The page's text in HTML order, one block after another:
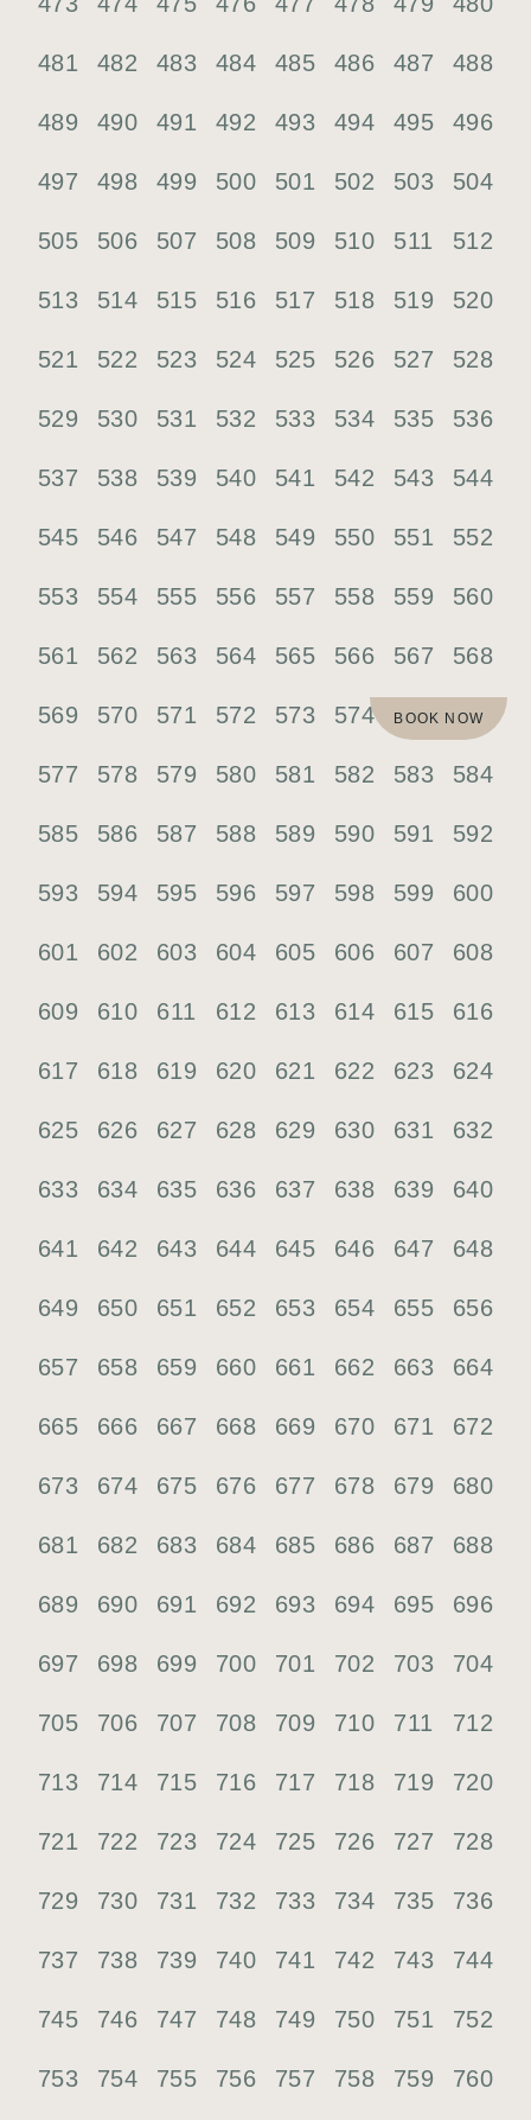
BOOK NOW
481 482 483 484 485 486 487 488
489 490 491 492 493 494 495 496
497 498 499 500 501 502 503 504
505 506 507 508 509 510 511 512
513 514 515 516 517 518 519 520
521 522 523 524 525 526 527 528
529 530 531 532 533 534 535 536
537 538 539 540 541 542 543 544
545 546 547 548 549 550 551 552
553 554 555 556 557 558 559 560
561 562 563 564 565 566 567 568
569 570 571 572 573 574 575 576
577 578 579 580 581 582 583 584
585 586 587 588 589 590 591 592
593 594 595 596 597 598 599 600
601 602 603 604 605 606 607 608
609 610 611 612 613 614 615 616
617 618 619 620 621 622 623 624
625 626 627 628 629 630 631 632
633 634 635 636 637 638 639 640
641 642 643 644 645 646 647 648
649 650 651 652 653 654 655 656
657 658 659 660 661 662 663 664
665 666 667 668 669 670 671 672
673 674 675 676 677 678 679 680
681 682 683 684 685 686 687 688
689 690 691 692 693 694 695 696
697 698 699 700 701 702 703 704
705 706 707 708 709 710 711 712
713 714 715 716 717 718 719 720
721 722 723 724 725 726 727 728
729 730 731 732 733 734 735 736
737 738 739 740 741 742 743 744
745 746 747 748 749 750 751 752
753 754 755 756 757 758 759 760